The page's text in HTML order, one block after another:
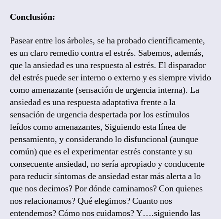
Conclusión:
Pasear entre los árboles, se ha probado científicamente,
es un claro remedio contra el estrés. Sabemos, además,
que la ansiedad es una respuesta al estrés. El disparador
del estrés puede ser interno o externo y es siempre vivido
como amenazante (sensación de urgencia interna). La
ansiedad es una respuesta adaptativa frente a la
sensación de urgencia despertada por los estímulos
leídos como amenazantes, Siguiendo esta línea de
pensamiento, y considerando lo disfuncional (aunque
común) que es el experimentar estrés constante y su
consecuente ansiedad, no sería apropiado y conducente
para reducir síntomas de ansiedad estar más alerta a lo
que nos decimos? Por dónde caminamos? Con quienes
nos relacionamos? Qué elegimos? Cuanto nos
entendemos? Cómo nos cuidamos? Y….siguiendo las